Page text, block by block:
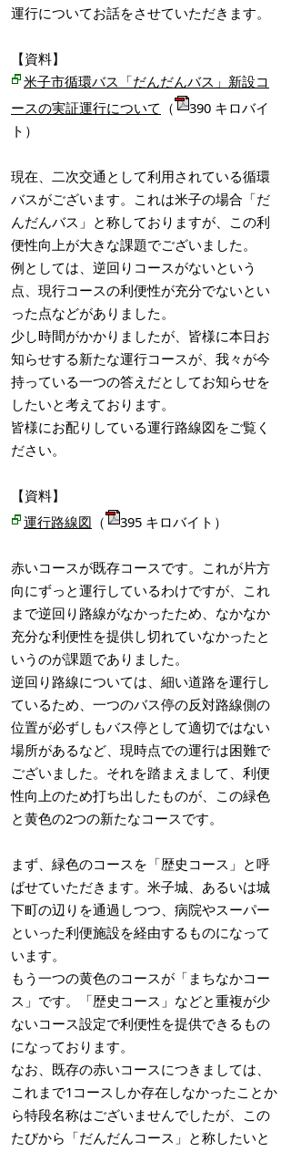
運行についてお話をさせていただきます。
【資料】
米子市循環バス「だんだんバス」新設コ
ースの実証運行について （
390 キロバイ
ト）
現在、二次交通として利用されている循環
バスがございます。これは米子の場合「だ
んだんバス」と称しておりますが、この利
便性向上が大きな課題でございました。
例としては、逆回りコースがないという
点、現行コースの利便性が充分でないとい
った点などがありました。
少し時間がかかりましたが、皆様に本日お
知らせする新たな運行コースが、我々が今
持っている一つの答えだとしてお知らせを
したいと考えております。
皆様にお配りしている運行路線図をご覧く
ださい。
【資料】
運行路線図 （ 395 キロバイト）
赤いコースが既存コースです。これが片方
向にずっと運行しているわけですが、これ
まで逆回り路線がなかったため、なかなか
充分な利便性を提供し切れていなかったと
いうのが課題でありました。
逆回り路線については、細い道路を運行し
ているため、一つのバス停の反対路線側の
位置が必ずしもバス停として適切ではない
場所があるなど、現時点での運行は困難で
ございました。それを踏まえまして、利便
性向上のため打ち出したものが、この緑色
と黄色の2つの新たなコースです。
まず、緑色のコースを「歴史コース」と呼
ばせていただきます。米子城、あるいは城
下町の辺りを通過しつつ、病院やスーパー
といった利便施設を経由するものになって
います。
もう一つの黄色のコースが「まちなかコー
ス」です。「歴史コース」などと重複が少
ないコース設定で利便性を提供できるもの
になっております。
なお、既存の赤いコースにつきましては、
これまで1コースしか存在しなかったことか
ら特段名称はございませんでしたが、この
たびから「だんだんコース」と称したいと